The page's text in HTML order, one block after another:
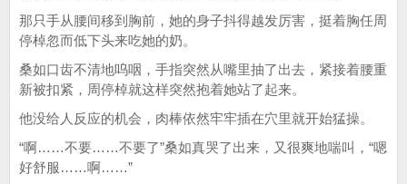
那只手从腰间移到胸前，她的身子抖得越发厉害，挺着胸任周
停棹忽而低下头来吃她的奶。
桑如口齿不清地呜咽，手指突然从嘴里抽了出去，紧接着腰重
新被扣紧，周停棹就这样突然抱着她站了起来。
他没给人反应的机会，肉棒依然牢牢插在穴里就开始猛操。
“啊……不要……不要了”桑如真哭了出来，又很爽地喘叫，“嗯
好舒服……啊……”